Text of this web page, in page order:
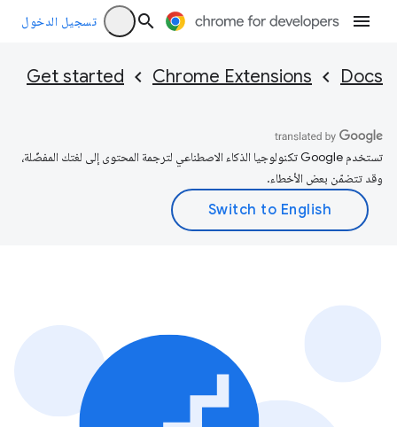
تسجيل الدخول
Docs
Chrome Extensions
Get started
تستخدم Google تكنولوجيا الذكاء الاصطناعي لترجمة المحتوى إلى لغتك المفضّلة،
وقد تتضمّن بعض الأخطاء.